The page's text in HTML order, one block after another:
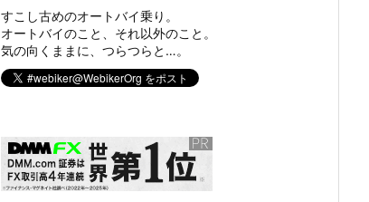
すこし古めのオートバイ乗り。
オートバイのこと、それ以外のこと。
気の向くままに、つらつらと…。